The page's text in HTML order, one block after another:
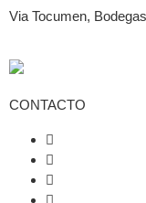
Via Tocumen,
CONTACTO